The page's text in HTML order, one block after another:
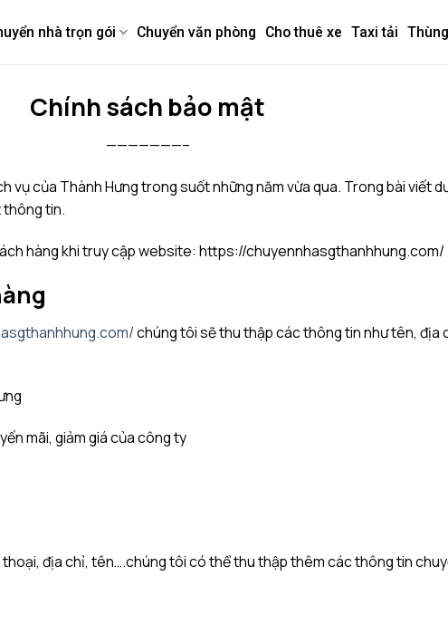
nhà trọn gói Chuyển văn phòng Cho thuê xe Taxi tải
Chính sách bảo mật
———————–
vụ của Thành Hưng trong suốt những năm vừa qua. Trong bài viết
thông tin.
hàng khi truy cập website: https://chuyennhasgthanhhung.com/
chúng tôi sẽ thu thập các thông tin như tên, địa
mãi, giảm giá của công ty
địa chỉ, tên….chúng tôi có thể thu thập thêm các thông tin